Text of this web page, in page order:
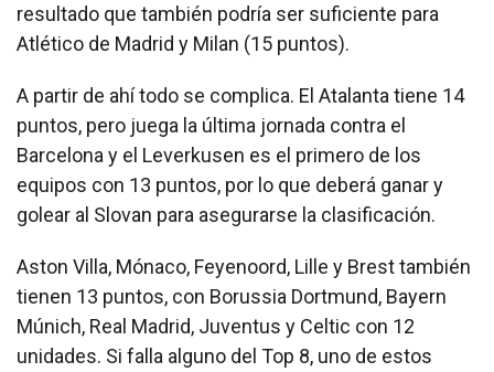
resultado que también podría ser suficiente para
Atlético de Madrid y Milan (15 puntos).
A partir de ahí todo se complica. El Atalanta tiene 14
puntos, pero juega la última jornada contra el
Barcelona y el Leverkusen es el primero de los
equipos con 13 puntos, por lo que deberá ganar y
golear al Slovan para asegurarse la clasificación.
Aston Villa, Mónaco, Feyenoord, Lille y Brest también
tienen 13 puntos, con Borussia Dortmund, Bayern
Múnich, Real Madrid, Juventus y Celtic con 12
unidades. Si falla alguno del Top 8, uno de estos